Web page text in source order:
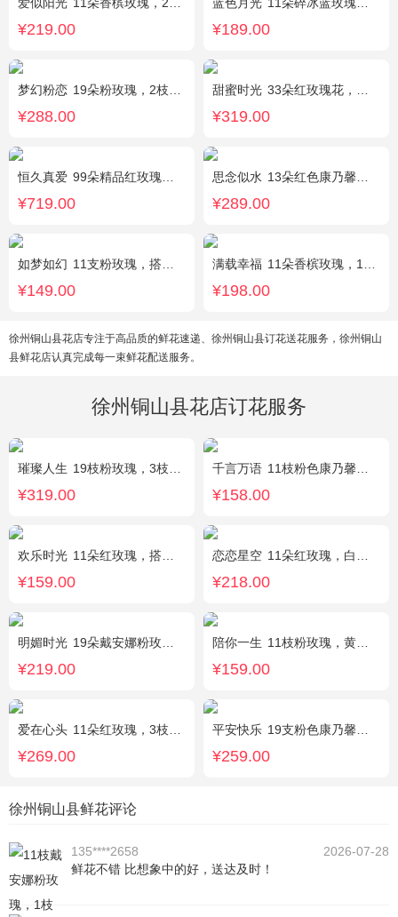
爱似阳光 11朵香槟玫瑰，2朵向日葵，桔梗、配花、绿叶搭配
¥219.00
蓝色月光 11朵碎冰蓝玫瑰，满天星搭配
¥189.00
梦幻粉恋 19朵粉玫瑰，2枝白色香水百合、尤加利叶搭配
¥288.00
甜蜜时光 33朵红玫瑰花，外围相思梅配花，黑色饰条环绕
¥319.00
恒久真爱 99朵精品红玫瑰，粉色相思梅丰满围边，搭配皇冠、黑色缎带装饰
¥719.00
思念似水 13朵红色康乃馨，5朵粉玫瑰，粉色洋桔梗、红豆、尤加利搭配
¥289.00
如梦如幻 11支粉玫瑰，搭配红豆点缀。
¥149.00
满载幸福 11朵香槟玫瑰，1支白色多头香水百合，搭配桔梗、黄莺。
¥198.00
徐州铜山县花店专注于高品质的鲜花速递、徐州铜山县订花送花服务，徐州铜山
县鲜花店认真完成每一束鲜花配送服务。
徐州铜山县花店订花服务
璀璨人生 19枝粉玫瑰，3枝向日葵，绿叶搭配
¥319.00
千言万语 11枝粉色康乃馨，栀子叶间插丰满
¥158.00
欢乐时光 11朵红玫瑰，搭配适量红色石竹梅、叶上黄金间插。
¥159.00
恋恋星空 11朵红玫瑰，白色满天星丰满搭配，红豆点缀，一条灯带，搭配2只小熊
¥218.00
明媚时光 19朵戴安娜粉玫瑰，尤加利丰满间插，粉色满天星点缀
¥219.00
陪你一生 11枝粉玫瑰，黄莺、满天星间插。
¥159.00
爱在心头 11朵红玫瑰，3枝多头白香水百合，黄莺、绿叶搭配
¥269.00
平安快乐 19支粉色康乃馨，2支白色多头百合，搭配适量叶上黄金。
¥259.00
徐州铜山县鲜花评论
135****2658
2026-07-28
鲜花不错 比想象中的好，送达及时！